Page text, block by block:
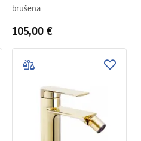
brušena
105,00 €